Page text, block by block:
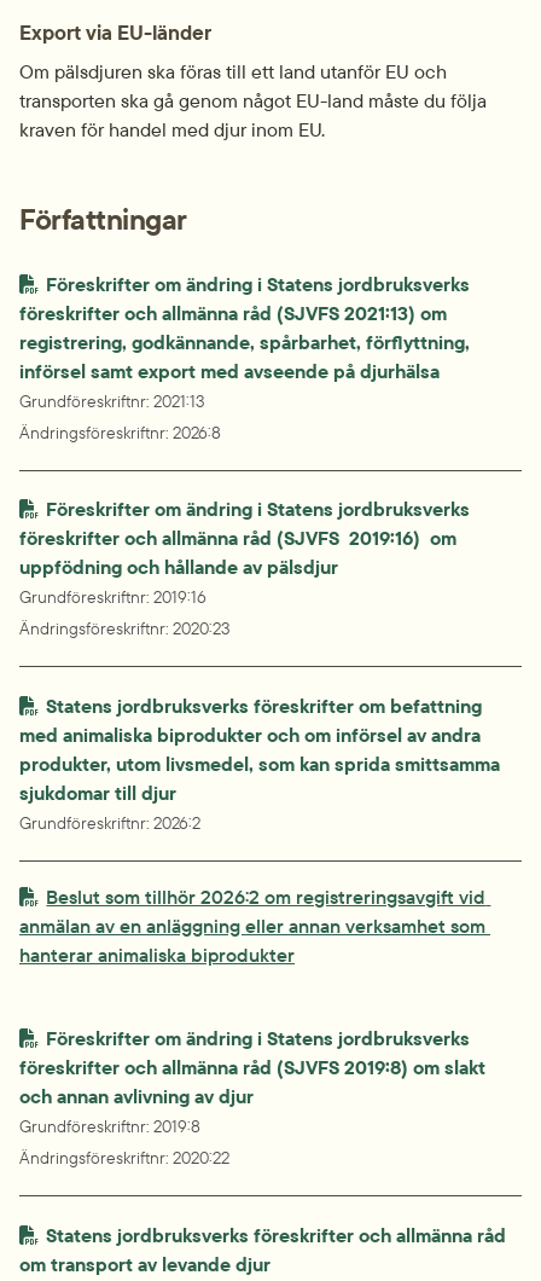
Export via EU-länder
Om pälsdjuren ska föras till ett land utanför EU och
transporten ska gå genom något EU-land måste du följa
kraven för handel med djur inom EU.
Författningar
Föreskrifter om ändring i Statens jordbruksverks
föreskrifter och allmänna råd (SJVFS 2021:13) om
registrering, godkännande, spårbarhet, förflyttning,
införsel samt export med avseende på djurhälsa
Grundföreskriftnr: 2021:13
Ändringsföreskriftnr: 2026:8
Föreskrifter om ändring i Statens jordbruksverks
föreskrifter och allmänna råd (SJVFS  2019:16)  om
uppfödning och hållande av pälsdjur
Grundföreskriftnr: 2019:16
Ändringsföreskriftnr: 2020:23
Statens jordbruksverks föreskrifter om befattning
med animaliska biprodukter och om införsel av andra
produkter, utom livsmedel, som kan sprida smittsamma
sjukdomar till djur
Grundföreskriftnr: 2026:2
PDF-fil.
Beslut som tillhör 2026:2 om registreringsavgift vid
anmälan av en anläggning eller annan verksamhet som
hanterar animaliska biprodukterpdf, 138.7 kB.
Föreskrifter om ändring i Statens jordbruksverks
föreskrifter och allmänna råd (SJVFS 2019:8) om slakt
och annan avlivning av djur
Grundföreskriftnr: 2019:8
Ändringsföreskriftnr: 2020:22
Statens jordbruksverks föreskrifter och allmänna råd
om transport av levande djur